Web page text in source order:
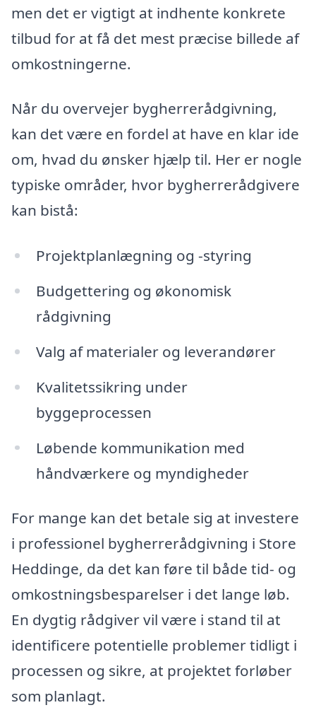
men det er vigtigt at indhente konkrete
tilbud for at få det mest præcise billede af
omkostningerne.
Når du overvejer bygherrerådgivning,
kan det være en fordel at have en klar ide
om, hvad du ønsker hjælp til. Her er nogle
typiske områder, hvor bygherrerådgivere
kan bistå:
Projektplanlægning og -styring
Budgettering og økonomisk
rådgivning
Valg af materialer og leverandører
Kvalitetssikring under
byggeprocessen
Løbende kommunikation med
håndværkere og myndigheder
For mange kan det betale sig at investere
i professionel bygherrerådgivning i Store
Heddinge, da det kan føre til både tid- og
omkostningsbesparelser i det lange løb.
En dygtig rådgiver vil være i stand til at
identificere potentielle problemer tidligt i
processen og sikre, at projektet forløber
som planlagt.